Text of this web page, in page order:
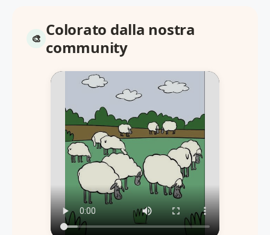
Colorato dalla nostra
community